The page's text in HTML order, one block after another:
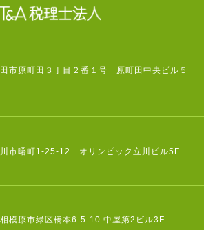
市原町田３丁目２番１号 原町田中央ビル５
市曙町1-25-12 オリンピック立川ビル5F
模原市緑区橋本6-5-10 中屋第2ビル3F